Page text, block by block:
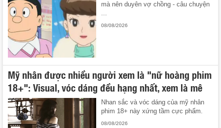
mà nên duyên vợ chồng - câu chuyện
...
08/08/2026
Mỹ nhân được nhiều người xem là "nữ hoàng phim
18+": Visual, vóc dáng đều hạng nhất, xem là mê
Nhan sắc và vóc dáng của mỹ nhân
phim 18+ này xứng tầm cực phẩm.
08/08/2026